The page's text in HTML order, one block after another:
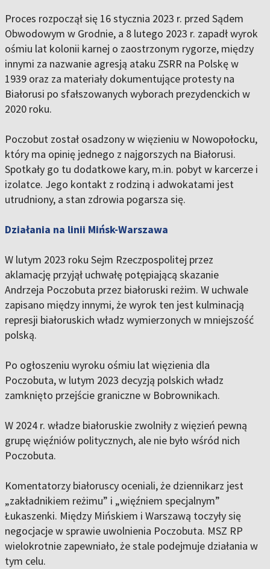
Proces rozpoczął się 16 stycznia 2023 r. przed Sądem
Obwodowym w Grodnie, a 8 lutego 2023 r. zapadł wyrok
ośmiu lat kolonii karnej o zaostrzonym rygorze, między
innymi za nazwanie agresją ataku ZSRR na Polskę w
1939 oraz za materiały dokumentujące protesty na
Białorusi po sfałszowanych wyborach prezydenckich w
2020 roku.
Poczobut został osadzony w więzieniu w Nowopołocku,
który ma opinię jednego z najgorszych na Białorusi.
Spotkały go tu dodatkowe kary, m.in. pobyt w karcerze i
izolatce. Jego kontakt z rodziną i adwokatami jest
utrudniony, a stan zdrowia pogarsza się.
Działania na linii Mińsk-Warszawa
W lutym 2023 roku Sejm Rzeczpospolitej przez
aklamację przyjął uchwałę potępiającą skazanie
Andrzeja Poczobuta przez białoruski reżim. W uchwale
zapisano między innymi, że wyrok ten jest kulminacją
represji białoruskich władz wymierzonych w mniejszość
polską.
Po ogłoszeniu wyroku ośmiu lat więzienia dla
Poczobuta, w lutym 2023 decyzją polskich władz
zamknięto przejście graniczne w Bobrownikach.
W 2024 r. władze białoruskie zwolniły z więzień pewną
grupę więźniów politycznych, ale nie było wśród nich
Poczobuta.
Komentatorzy białoruscy oceniali, że dziennikarz jest
„zakładnikiem reżimu” i „więźniem specjalnym”
Łukaszenki. Między Mińskiem i Warszawą toczyły się
negocjacje w sprawie uwolnienia Poczobuta. MSZ RP
wielokrotnie zapewniało, że stale podejmuje działania w
tym celu.